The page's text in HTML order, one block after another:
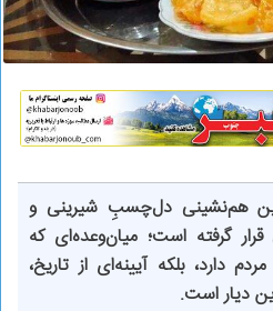
هم‌نشینی دل‌چسبِ شیرینی و
گرفته است؛ میان‌وعده‌ای که
دارد، بلکه آیینه‌ای از تاریخ،
دیار است.